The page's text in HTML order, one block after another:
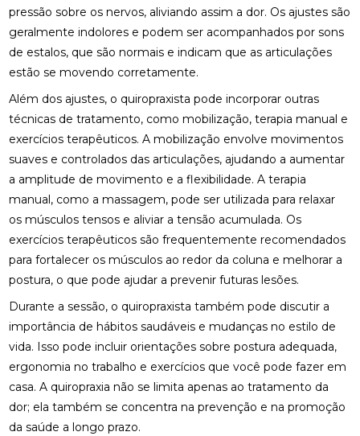
pressão sobre os nervos, aliviando assim a dor. Os ajustes são
geralmente indolores e podem ser acompanhados por sons
de estalos, que são normais e indicam que as articulações
estão se movendo corretamente.
Além dos ajustes, o quiropraxista pode incorporar outras
técnicas de tratamento, como mobilização, terapia manual e
exercícios terapêuticos. A mobilização envolve movimentos
suaves e controlados das articulações, ajudando a aumentar
a amplitude de movimento e a flexibilidade. A terapia
manual, como a massagem, pode ser utilizada para relaxar
os músculos tensos e aliviar a tensão acumulada. Os
exercícios terapêuticos são frequentemente recomendados
para fortalecer os músculos ao redor da coluna e melhorar a
postura, o que pode ajudar a prevenir futuras lesões.
Durante a sessão, o quiropraxista também pode discutir a
importância de hábitos saudáveis e mudanças no estilo de
vida. Isso pode incluir orientações sobre postura adequada,
ergonomia no trabalho e exercícios que você pode fazer em
casa. A quiropraxia não se limita apenas ao tratamento da
dor; ela também se concentra na prevenção e na promoção
da saúde a longo prazo.
FISIOTERAPIA NA REABILITAÇÃO VESTIBULAR: UMA
ABORDAGEM EFICAZ PARA O TRATAMENTO
FISIOTERAPIA NA REABILITAÇÃO VESTIBULAR
FISIOTERAPIA NA REABILITAÇÃO VESTIBULAR E
SEUS BENEFÍCIOS
FISIOTERAPIA NA REABILITAÇÃO VESTIBULAR
MELHORA O EQUILÍBRIO E A QUALIDADE DE VIDA
FISIOTERAPIA NO PÉ MELHORA SUA MOBILIDADE E
CONFORTO
FISIOTERAPIA NO PÉ PARA ALÍVIO E RECUPERAÇÃO
EFICIENTE
FISIOTERAPIA OCULAR: BENEFÍCIOS E TÉCNICAS
FISIOTERAPIA OCULAR: BENEFÍCIOS E
TRATAMENTOS PARA A SAÚDE VISUAL
FISIOTERAPIA OCULAR: BENEFÍCIOS E
TRATAMENTOS